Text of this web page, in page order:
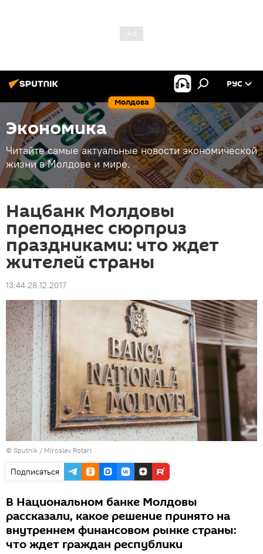
Молдова
РУС
Экономика
Читайте самые актуальные новости экономической
жизни в Молдове и мире.
Нацбанк Молдовы
преподнес сюрприз
праздниками: что ждет
жителей страны
13:44 28.12.2017
© Sputnik / Miroslav Rotari
Подписаться
В Национальном банке Молдовы
рассказали, какое решение принято на
внутреннем финансовом рынке страны:
что ждет граждан республики